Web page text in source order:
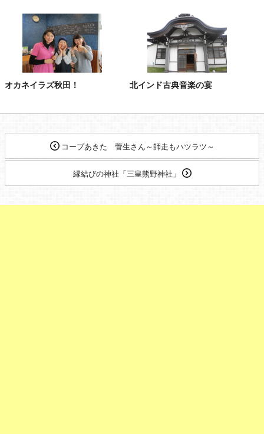
オカネイラズ秋田！ 北インド古典音楽の宴
コープあきた 菅生さん～師走もハツラツ～
縁結びの神社「三皇熊野神社」